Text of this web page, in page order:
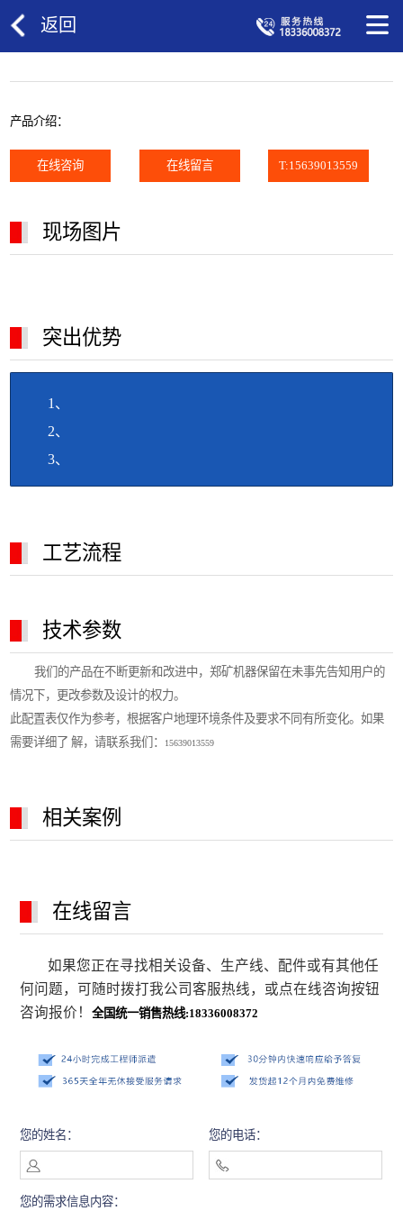
返回
产品介绍：
在线咨询 在线留言 T:15639013559
现场图片
突出优势
1、
2、
3、
工艺流程
技术参数
我们的产品在不断更新和改进中，郑矿机器保留在未事先告知用户的
情况下，更改参数及设计的权力。
此配置表仅作为参考，根据客户地理环境条件及要求不同有所变化。如果
需要详细了 解，请联系我们：
15639013559
相关案例
在线留言
如果您正在寻找相关设备、生产线、配件或有其他任
何问题，可随时拨打我公司客服热线，或点在线咨询按钮
咨询报价！ 全国统一销售热线:18336008372
您的姓名： 您的电话：
您的需求信息内容：